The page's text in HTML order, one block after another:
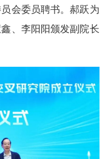
会委员聘书。郝跃为
、李阳阳颁发副院长